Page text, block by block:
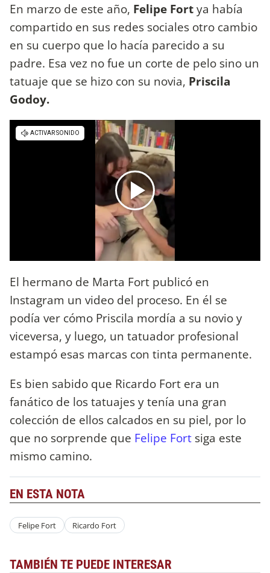
En marzo de este año, Felipe Fortya había
compartido en sus redes sociales otro cambio
en su cuerpo que lo hacía parecido a su
padre. Esa vez no fue un corte de pelo sino un
tatuaje que se hizo con su novia, Priscila
Godoy.
El hermano de Marta Fort publicó en
Instagram un video del proceso. En él se
podía ver cómo Priscila mordía a su novio y
viceversa, y luego, un tatuador profesional
estampó esas marcas con tinta permanente.
Es bien sabido que Ricardo Fort era un
fanático de los tatuajes y tenía una gran
colección de ellos calcados en su piel, por lo
que no sorprende que Felipe Fort siga este
mismo camino.
EN ESTA NOTA
Felipe Fort Ricardo Fort
TAMBIÉN TE PUEDE INTERESAR